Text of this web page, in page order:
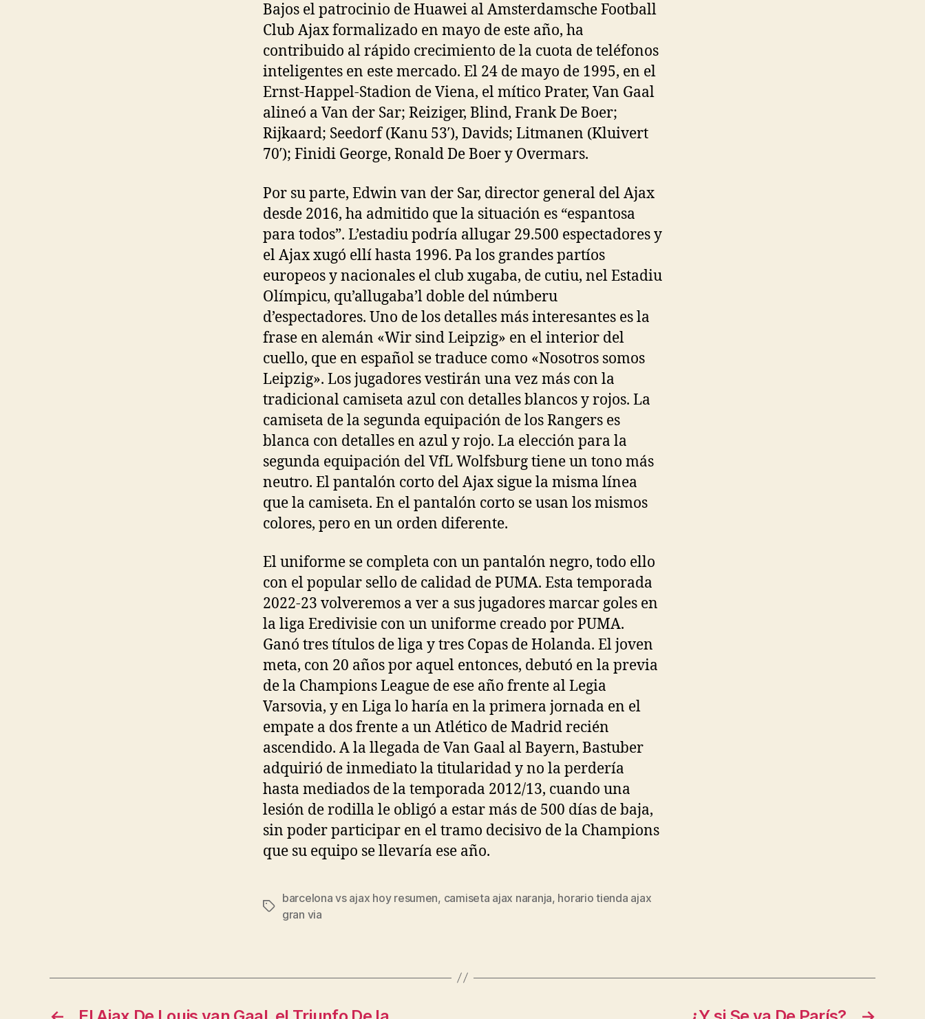
Bajos el patrocinio de Huawei al Amsterdamsche Football
Club Ajax formalizado en mayo de este año, ha
contribuido al rápido crecimiento de la cuota de teléfonos
inteligentes en este mercado. El 24 de mayo de 1995, en el
Ernst-Happel-Stadion de Viena, el mítico Prater, Van Gaal
alineó a Van der Sar; Reiziger, Blind, Frank De Boer;
Rijkaard; Seedorf (Kanu 53′), Davids; Litmanen (Kluivert
70′); Finidi George, Ronald De Boer y Overmars.
Por su parte, Edwin van der Sar, director general del Ajax
desde 2016, ha admitido que la situación es “espantosa
para todos”. L’estadiu podría allugar 29.500 espectadores y
el Ajax xugó ellí hasta 1996. Pa los grandes partíos
europeos y nacionales el club xugaba, de cutiu, nel Estadiu
Olímpicu, qu’allugaba’l doble del númberu
d’espectadores. Uno de los detalles más interesantes es la
frase en alemán «Wir sind Leipzig» en el interior del
cuello, que en español se traduce como «Nosotros somos
Leipzig». Los jugadores vestirán una vez más con la
tradicional camiseta azul con detalles blancos y rojos. La
camiseta de la segunda equipación de los Rangers es
blanca con detalles en azul y rojo. La elección para la
segunda equipación del VfL Wolfsburg tiene un tono más
neutro. El pantalón corto del Ajax sigue la misma línea
que la camiseta. En el pantalón corto se usan los mismos
colores, pero en un orden diferente.
El uniforme se completa con un pantalón negro, todo ello
con el popular sello de calidad de PUMA. Esta temporada
2022-23 volveremos a ver a sus jugadores marcar goles en
la liga Eredivisie con un uniforme creado por PUMA.
Ganó tres títulos de liga y tres Copas de Holanda. El joven
meta, con 20 años por aquel entonces, debutó en la previa
de la Champions League de ese año frente al Legia
Varsovia, y en Liga lo haría en la primera jornada en el
empate a dos frente a un Atlético de Madrid recién
ascendido. A la llegada de Van Gaal al Bayern, Bastuber
adquirió de inmediato la titularidad y no la perdería
hasta mediados de la temporada 2012/13, cuando una
lesión de rodilla le obligó a estar más de 500 días de baja,
sin poder participar en el tramo decisivo de la Champions
que su equipo se llevaría ese año.
Etiquetas
barcelona vs ajax hoy resumen, camiseta ajax naranja, horario tienda ajax
gran via